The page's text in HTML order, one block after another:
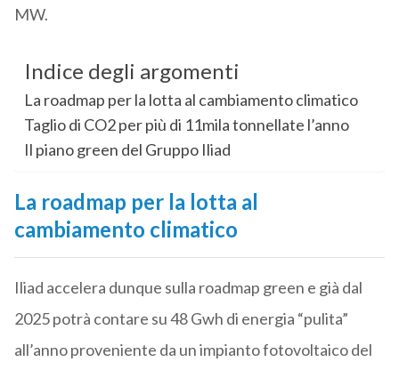
MW.
Indice degli argomenti
La roadmap per la lotta al cambiamento climatico
Taglio di CO2 per più di 11mila tonnellate l’anno
Il piano green del Gruppo Iliad
La roadmap per la lotta al
cambiamento climatico
Iliad accelera dunque sulla roadmap green e già dal
2025 potrà contare su 48 Gwh di energia “pulita”
all’anno proveniente da un impianto fotovoltaico del